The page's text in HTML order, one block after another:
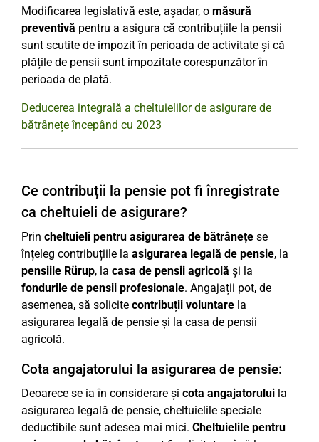
Modificarea legislativă este, așadar, o măsură
preventivă pentru a asigura că contribuțiile la pensii
sunt scutite de impozit în perioada de activitate și că
plățile de pensii sunt impozitate corespunzător în
perioada de plată.
Deducerea integrală a cheltuielilor de asigurare de
bătrânețe începând cu 2023
Ce contribuții la pensie pot fi înregistrate
ca cheltuieli de asigurare?
Prin cheltuieli pentru asigurarea de bătrânețe se
înțeleg contribuțiile la asigurarea legală de pensie, la
pensiile Rürup, la casa de pensii agricolă și la
fondurile de pensii profesionale. Angajații pot, de
asemenea, să solicite contribuții voluntare la
asigurarea legală de pensie și la casa de pensii
agricolă.
Cota angajatorului la asigurarea de pensie:
Deoarece se ia în considerare și cota angajatorului la
asigurarea legală de pensie, cheltuielile speciale
deductibile sunt adesea mai mici. Cheltuielile pentru